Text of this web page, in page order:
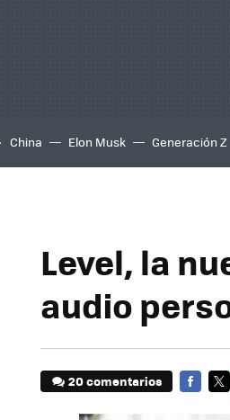
China Elon Musk Generación Z
Level, la
audio
20 comentarios